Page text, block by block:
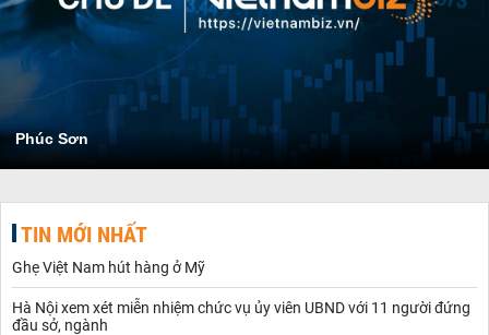
Phúc Sơn
TIN MỚI NHẤT
Ghẹ Việt Nam hút hàng ở Mỹ
Hà Nội xem xét miễn nhiệm chức vụ ủy viên UBND với 11 người đứng
đầu sở, ngành